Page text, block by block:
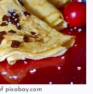
pixabay.com